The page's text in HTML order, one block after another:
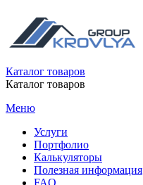
Каталог товаров
Каталог товаров
Меню
Услуги
Портфолио
Калькуляторы
Полезная информация
FAQ